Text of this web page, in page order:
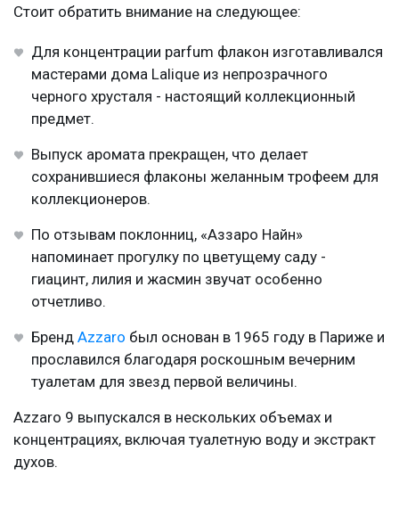
Стоит обратить внимание на следующее:
Для концентрации parfum флакон изготавливался
мастерами дома Lalique из непрозрачного
черного хрусталя - настоящий коллекционный
предмет.
Выпуск аромата прекращен, что делает
сохранившиеся флаконы желанным трофеем для
коллекционеров.
По отзывам поклонниц, «Аззаро Найн»
напоминает прогулку по цветущему саду -
гиацинт, лилия и жасмин звучат особенно
отчетливо.
Бренд Azzaro был основан в 1965 году в Париже и
прославился благодаря роскошным вечерним
туалетам для звезд первой величины.
Azzaro 9 выпускался в нескольких объемах и
концентрациях, включая туалетную воду и экстракт
духов.